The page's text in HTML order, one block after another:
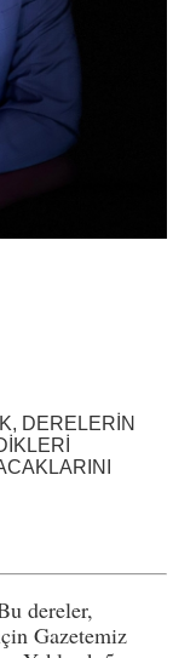
DERELERİN
dereler,
Gazetemiz